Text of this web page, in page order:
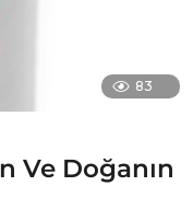
83
Ve Doğanın